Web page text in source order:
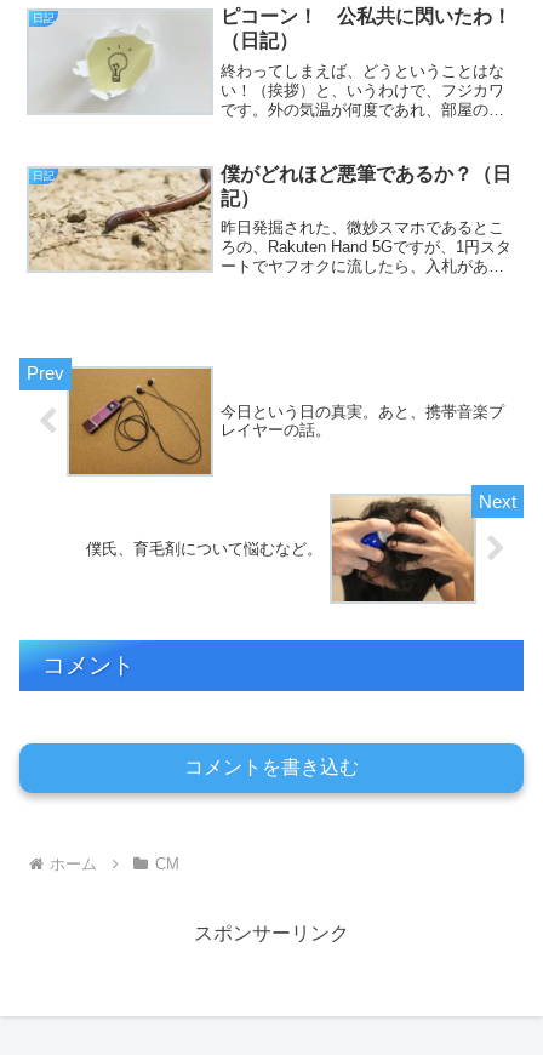
おいしい」と思って、Amazonを「おつま
み」で検索し...
日記
ピコーン！ 公私共に閃いたわ！
（日記）
終わってしまえば、どうということはな
い！（挨拶）と、いうわけで、フジカワ
です。外の気温が何度であれ、部屋の体
た土曜日、皆様いかがお過ごしでしょう
か。今日のエントリは、...
日記
僕がどれほど悪筆であるか？（日
記）
昨日発掘された、微妙スマホであるとこ
ろの、Rakuten Hand 5Gですが、1円スタ
ートでヤフオクに流したら、入札があっ
今日という日の真実。あと、携帯音楽プ
レイヤーの話。
僕氏、育毛剤について悩むなど。
コメント
コメントを書き込む
ホーム CM
スポンサーリンク